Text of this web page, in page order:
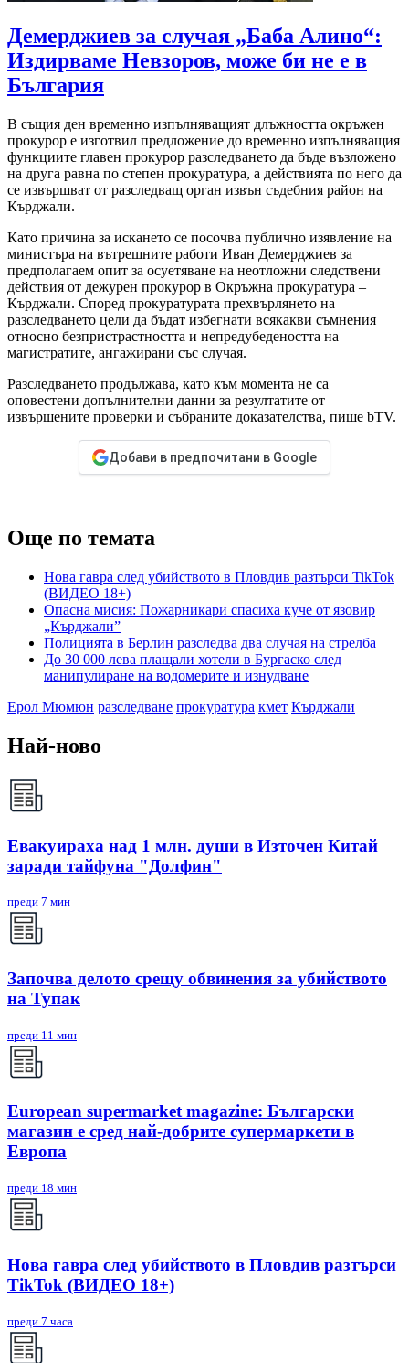
Демерджиев за случая „Баба Алино“:
Издирваме Невзоров, може би не е в
България
В същия ден временно изпълняващият длъжността окръжен
прокурор е изготвил предложение до временно изпълняващия
функциите главен прокурор разследването да бъде възложено
на друга равна по степен прокуратура, а действията по него да
се извършват от разследващ орган извън съдебния район на
Кърджали.
Като причина за искането се посочва публично изявление на
министъра на вътрешните работи Иван Демерджиев за
предполагаем опит за осуетяване на неотложни следствени
действия от дежурен прокурор в Окръжна прокуратура –
Кърджали. Според прокуратурата прехвърлянето на
разследването цели да бъдат избегнати всякакви съмнения
относно безпристрастността и непредубедеността на
магистратите, ангажирани със случая.
Разследването продължава, като към момента не са
оповестени допълнителни данни за резултатите от
извършените проверки и събраните доказателства, пише bTV.
Добави в предпочитани в Google
Още по темата
Нова гавра след убийството в Пловдив разтърси TikTok
(ВИДЕО 18+)
Опасна мисия: Пожарникари спасиха куче от язовир
„Кърджали”
Полицията в Берлин разследва два случая на стрелба
До 30 000 лева плащали хотели в Бургаско след
манипулиране на водомерите и изнудване
Ерол Мюмюн разследване прокуратура кмет Кърджали
Най-ново
Евакуираха над 1 млн. души в Източен Китай
заради тайфуна "Долфин"
преди 7 мин
Започва делото срещу обвинения за убийството
на Тупак
преди 11 мин
European supermarket magazine: Български
магазин е сред най-добрите супермаркети в
Европа
преди 18 мин
Нова гавра след убийството в Пловдив разтърси
TikTok (ВИДЕО 18+)
преди 7 часа